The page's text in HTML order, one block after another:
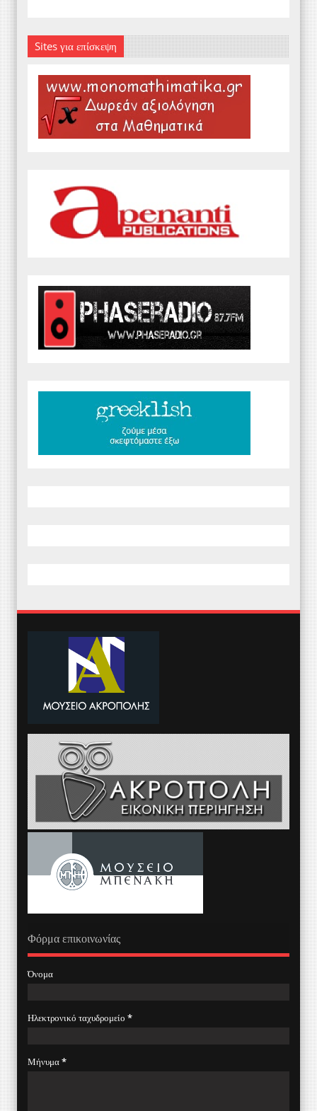
Sites για επίσκεψη
Φόρμα επικοινωνίας
Όνομα
Ηλεκτρονικό ταχυδρομείο *
Μήνυμα*